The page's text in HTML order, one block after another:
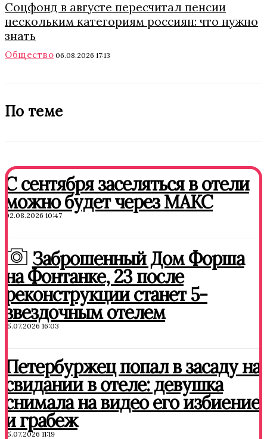
Соцфонд в августе пересчитал пенсии
нескольким категориям россиян: что нужно
знать
Общество 06.08.2026 17:13
По теме
С сентября заселяться в отели
можно будет через МАКС
02.08.2026 10:47
Заброшенный Дом Форша
на Фонтанке, 23 после
реконструкции станет 5-
звездочным отелем
15.07.2026 16:03
Петербуржец попал в засаду на
свидании в отеле: девушка
снимала на видео его избиение
и грабеж
15.07.2026 11:19